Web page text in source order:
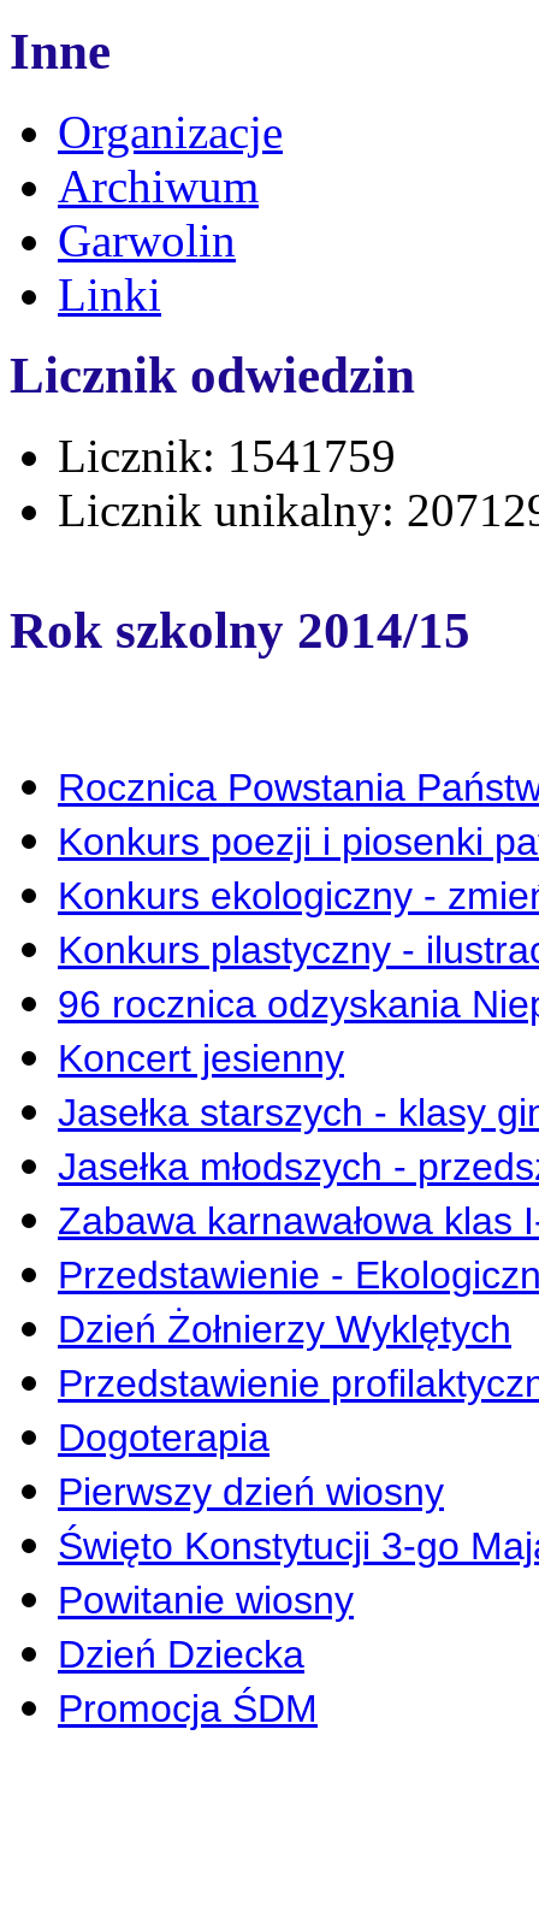
Inne
Organizacje
Archiwum
Garwolin
Linki
Licznik odwiedzin
Licznik: 1541759
Licznik unikalny:
Rok szkolny 2014/15
Rocznica Powstania
Konkurs poezji i piosenki
Konkurs ekologiczny -
Konkurs plastyczny -
96 rocznica odzyskania
Koncert jesienny
Jasełka starszych - klasy
Jasełka młodszych -
Zabawa karnawałowa klas
Przedstawienie -
Dzień Żołnierzy Wyklętych
Przedstawienie
Dogoterapia
Pierwszy dzień wiosny
Święto Konstytucji 3-go
Powitanie wiosny
Dzień Dziecka
Promocja ŚDM